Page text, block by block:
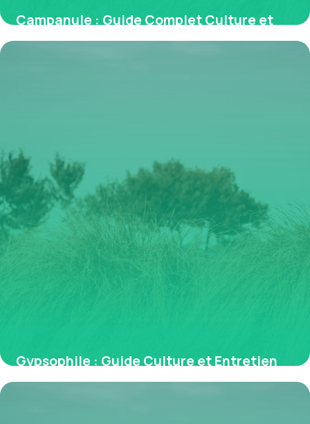
Campanule : Guide Complet Culture et
Entretien 2026
Gypsophile : Guide Culture et Entretien
Facile